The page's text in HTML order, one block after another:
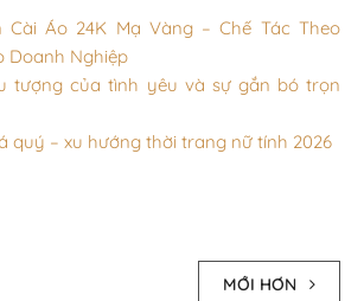
Cài Áo 24K Mạ Vàng – Chế Tác Theo
Doanh Nghiệp
tượng của tình yêu và sự gắn bó trọn
quý – xu hướng thời trang nữ tính 2026
MỚI HƠN